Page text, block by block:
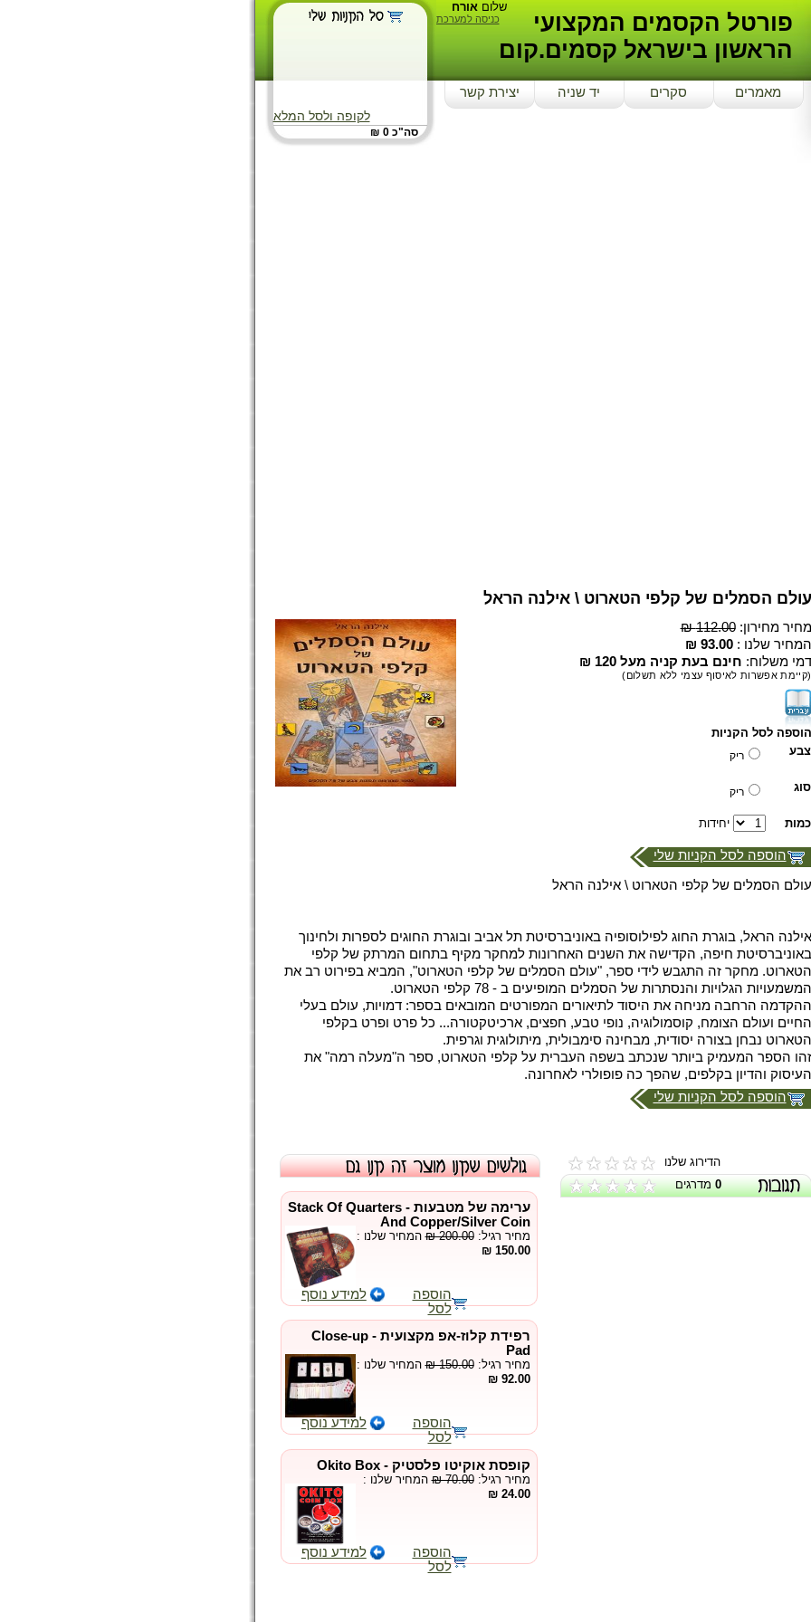
לקופה ולסל המלא
סה"כ 0 ₪
שלוםאורח
כניסה למערכת
פורטל הקסמים המקצועי
הראשון בישראל קסמים.קום
מאמרים סקרים יד שניה יצירת קשר
עולם הסמלים של קלפי הטארוט \ אילנה הראל
מחיר מחירון:112.00 ₪
המחיר שלנו :93.00 ₪
דמי משלוח: חינם בעת קניה מעל 120 ₪
(קיימת אפשרות לאיסוף עצמי ללא תשלום)
הוספה לסל הקניות
צבע
ריק
סוג ריק
כמות יחידות
הוספה לסל הקניות שלי
עולם הסמלים של קלפי הטארוט \ אילנה הראל
אילנה הראל, בוגרת החוג לפילוסופיה באוניברסיטת תל אביב ובוגרת החוגים לספרות ולחינוך
באוניברסיטת חיפה, הקדישה את השנים האחרונות למחקר מקיף בתחום המרתק של קלפי
הטארוט. מחקר זה התגבש לידי ספר, "עולם הסמלים של קלפי הטארוט", המביא בפירוט רב את
המשמעויות הגלויות והנסתרות של הסמלים המופיעים ב - 78 קלפי הטארוט.
ההקדמה הרחבה מניחה את היסוד לתיאורים המפורטים המובאים בספר: דמויות, עולם בעלי
החיים ועולם הצומח, קוסמולוגיה, נופי טבע, חפצים, ארכיטקטורה... כל פרט ופרט בקלפי
הטארוט נבחן בצורה יסודית, מבחינה סימבולית, מיתולוגית וגרפית.
זהו הספר המעמיק ביותר שנכתב בשפה העברית על קלפי הטארוט, ספר ה"מעלה רמה" את
העיסוק והדיון בקלפים, שהפך כה פופולרי לאחרונה.
הוספה לסל הקניות שלי
הדירוג שלנו
0מדרגים
ערימה של מטבעות - Stack Of Quarters
And Copper/Silver Coin
מחיר רגיל:₪ 200.00המחיר שלנו :
150.00 ₪
הוספה
לסל
למידע נוסף
רפידת קלוז-אפ מקצועית - Close-up
Pad
מחיר רגיל:₪ 150.00המחיר שלנו :
92.00 ₪
הוספה
לסל
למידע נוסף
קופסת אוקיטו פלסטיק - Okito Box
מחיר רגיל:₪ 70.00המחיר שלנו :
24.00 ₪
הוספה
לסל
למידע נוסף